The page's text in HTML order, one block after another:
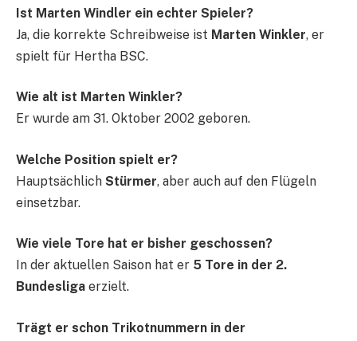
Ist Marten Windler ein echter Spieler?
Ja, die korrekte Schreibweise ist Marten Winkler, er
spielt für Hertha BSC.
Wie alt ist Marten Winkler?
Er wurde am 31. Oktober 2002 geboren.
Welche Position spielt er?
Hauptsächlich Stürmer, aber auch auf den Flügeln
einsetzbar.
Wie viele Tore hat er bisher geschossen?
In der aktuellen Saison hat er 5 Tore in der 2.
Bundesliga erzielt.
Trägt er schon Trikotnummern in der